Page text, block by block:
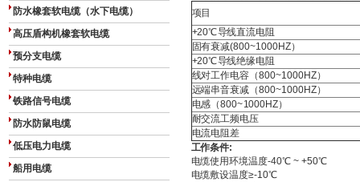
防水橡套软电缆（水下电缆）
高压盾构机橡套软电缆
预分支电缆
特种电缆
铁路信号电缆
防水防鼠电缆
低压电力电缆
船用电缆
项目
+20℃导线直流电阻
固有衰减(800~1000HZ）
+20℃导线绝缘电阻
线对工作电容（800~1000HZ）
远端串音衰减（800~1000HZ）
电感（800~1000HZ）
耐交流工频电压
电流电阻差
工作条件:
电缆使用环境温度-40℃ ~ +50℃
电缆敷设温度≥-10℃